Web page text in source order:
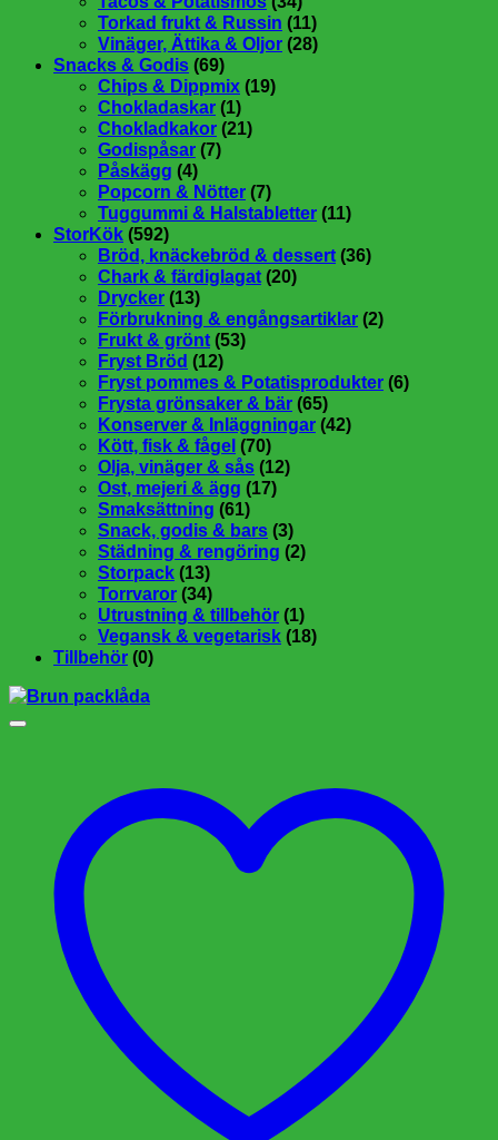
Torkad frukt & Russin (11)
Vinäger, Ättika & Oljor (28)
Snacks & Godis (69)
Chips & Dippmix (19)
Chokladaskar (1)
Chokladkakor (21)
Godispåsar (7)
Påskägg (4)
Popcorn & Nötter (7)
Tuggummi & Halstabletter (11)
StorKök (592)
Bröd, knäckebröd & dessert (36)
Chark & färdiglagat (20)
Drycker (13)
Förbrukning & engångsartiklar (2)
Frukt & grönt (53)
Fryst Bröd (12)
Fryst pommes & Potatisprodukter (6)
Frysta grönsaker & bär (65)
Konserver & Inläggningar (42)
Kött, fisk & fågel (70)
Olja, vinäger & sås (12)
Ost, mejeri & ägg (17)
Smaksättning (61)
Snack, godis & bars (3)
Städning & rengöring (2)
Storpack (13)
Torrvaror (34)
Utrustning & tillbehör (1)
Vegansk & vegetarisk (18)
Tillbehör (0)